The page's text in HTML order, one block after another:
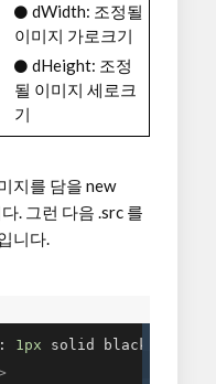
dWidth: 조정될
이미지 가로크기
dHeight: 조정
될 이미지 세로크
기
지를 담을 new
. 그런 다음 .src 를
니다.
1px solid black; }